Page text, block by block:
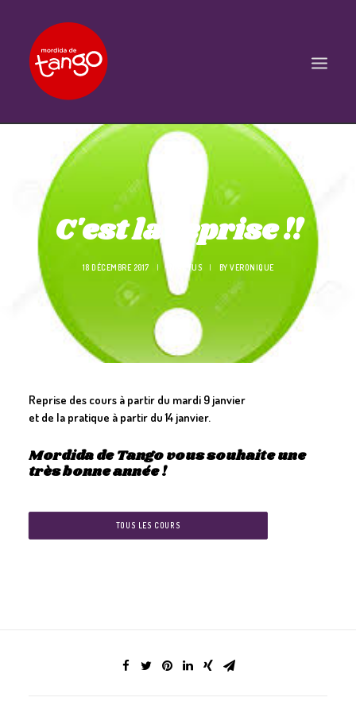
ACCUEIL
COURS
BALS ET PRATIQUES
STAGES
WORKSHOPS
PROPOSITIONS D’INTERVENTIONS
L’ASSOCIATION
CONTACTEZ-NOUS
YOUTUBE
C'est la reprise !!
18 DÉCEMBRE 2017 | IN ACTUS | BY VERONIQUE
Reprise des cours à partir du mardi 9 janvier
et de la pratique à partir du 14 janvier.
Mordida de Tango vous souhaite une
très bonne année !
TOUS LES COURS